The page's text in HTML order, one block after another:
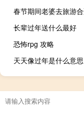
春节期间老婆去旅游
长辈过年送什么最好
恐怖rpg 攻略
天天像过年是什么意思